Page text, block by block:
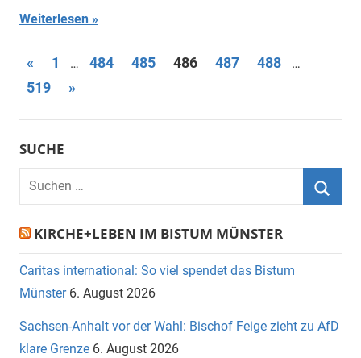
Weiterlesen
Seitennummerierung
der
Beiträge
« Vorherige
Beiträge
1 … 484 485 486 487 488 …
519
Nächste
»
SUCHE
Suchen
nach:
KIRCHE+LEBEN IM BISTUM MÜNSTER
Caritas international: So viel spendet das Bistum
Münster 6. August 2026
Sachsen-Anhalt vor der Wahl: Bischof Feige zieht zu AfD
klare Grenze 6. August 2026